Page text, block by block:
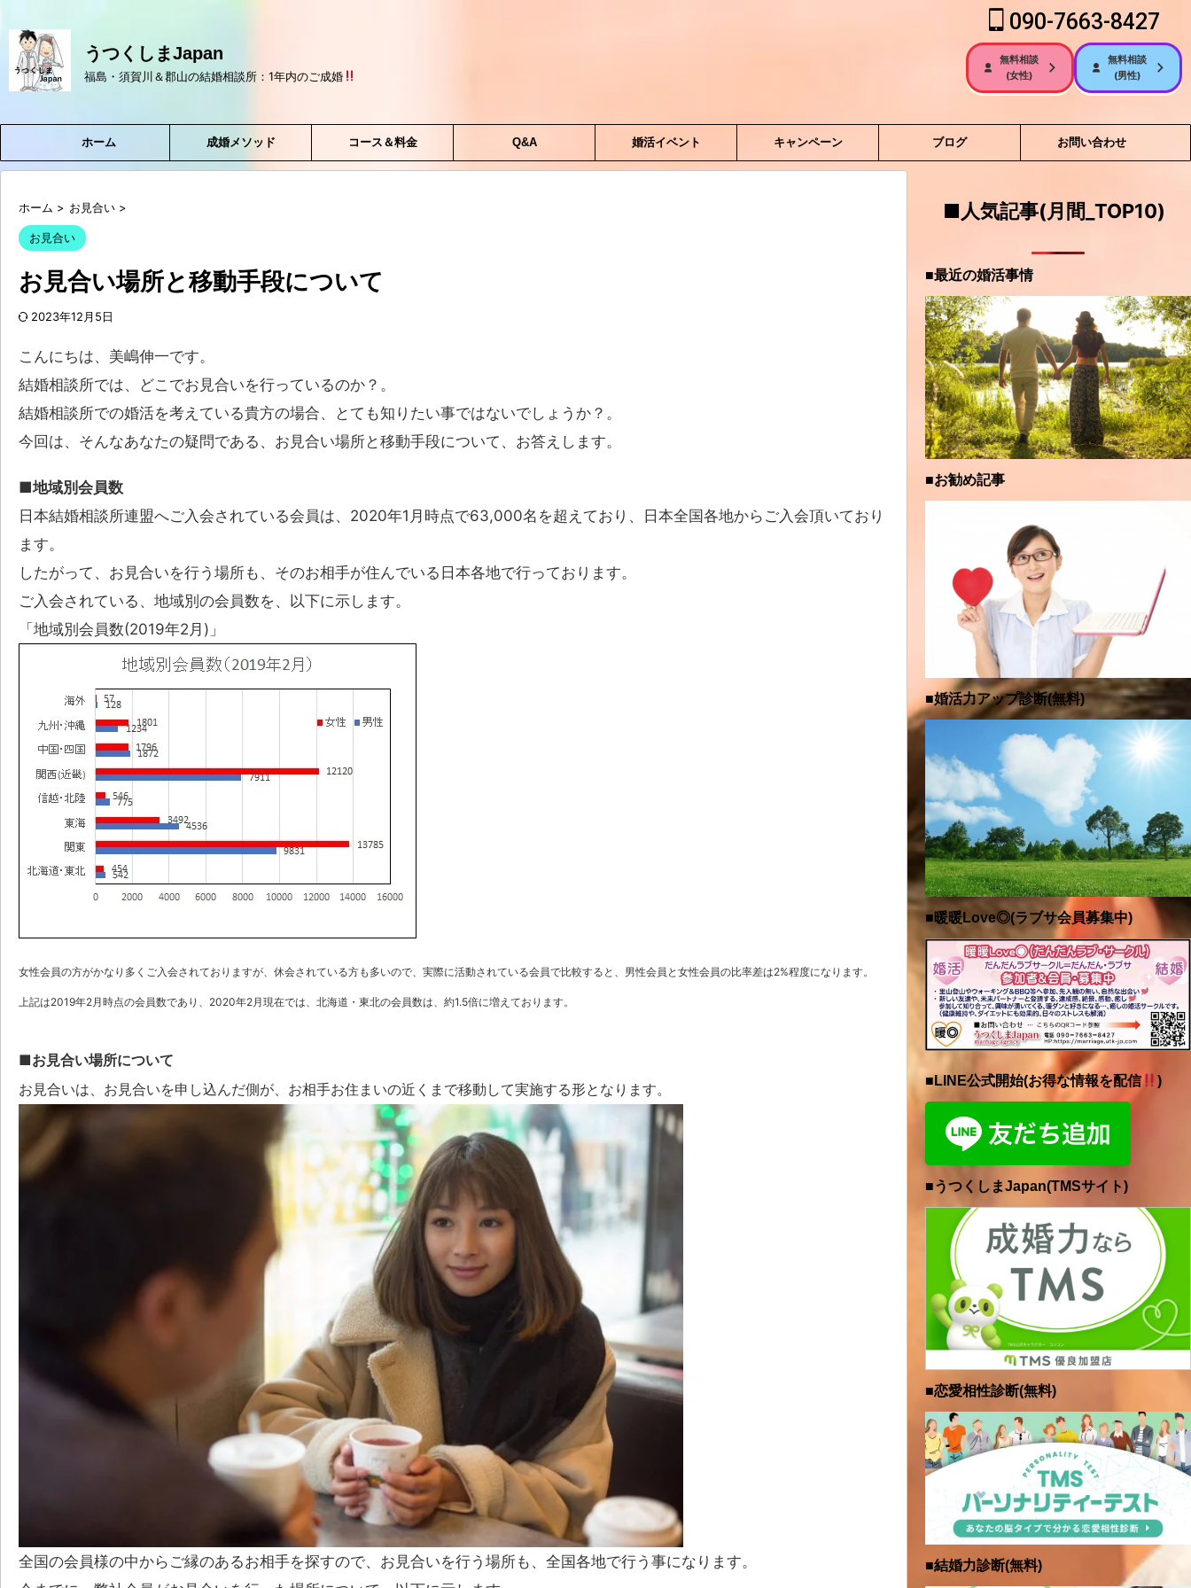
うつくしまJapan
福島・須賀川＆郡山の結婚相談所：1年内のご成婚
090-7663-8427
無料相談
(女性)
無料相談
(男性)
ホーム 成婚メソッド コース＆料金 Q&A 婚活イベント キャンペーン ブログ お問い合わせ
ホーム > お見合い >
お見合い
お見合い場所と移動手段について
2023年12月5日
こんにちは、美嶋伸一です。
結婚相談所では、どこでお見合いを行っているのか？。
結婚相談所での婚活を考えている貴方の場合、とても知りたい事ではないでしょうか？。
今回は、そんなあなたの疑問である、お見合い場所と移動手段について、お答えします。
■地域別会員数
日本結婚相談所連盟へご入会されている会員は、2020年1月時点で63,000名を超えており、日本全国各地からご入会頂いており
ます。
したがって、お見合いを行う場所も、そのお相手が住んでいる日本各地で行っております。
ご入会されている、地域別の会員数を、以下に示します。
「地域別会員数(2019年2月)」
女性会員の方がかなり多くご入会されておりますが、休会されている方も多いので、実際に活動されている会員で比較すると、男性会員と女性会員の比率差は2%程度になります。
上記は2019年2月時点の会員数であり、2020年2月現在では、北海道・東北の会員数は、約1.5倍に増えております。
■お見合い場所について
お見合いは、お見合いを申し込んだ側が、お相手お住まいの近くまで移動して実施する形となります。
全国の会員様の中からご縁のあるお相手を探すので、お見合いを行う場所も、全国各地で行う事になります。
■人気記事(月間_TOP10)
■最近の婚活事情
■お勧め記事
■婚活力アップ診断(無料)
■暖暖Love◎(ラブサ会員募集中)
■LINE公式開始(お得な情報を配信 )
■うつくしまJapan(TMSサイト)
■恋愛相性診断(無料)
■結婚力診断(無料)